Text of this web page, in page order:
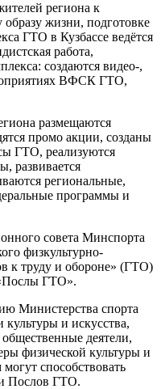
региона к
жизни, подготовке
ГТО в Кузбассе ведётся
работа,
создаются видео-,
ВФСК ГТО,
размещаются
промо акции, созданы
ГТО, реализуются
развивается
региональные,
программы и
совета Минспорта
физкультурно-
к труду и обороне» (ГТО)
ГТО».
Министерства спорта
и искусства,
деятели,
физической культуры и
способствовать
Послов ГТО.